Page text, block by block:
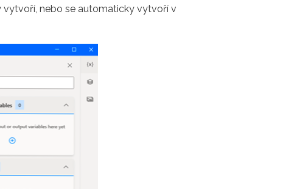
vytvoří, nebo se automaticky vytvoří v